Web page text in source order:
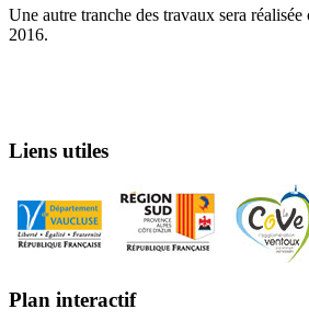
Une autre tranche des travaux sera
Liens utiles
Plan interactif